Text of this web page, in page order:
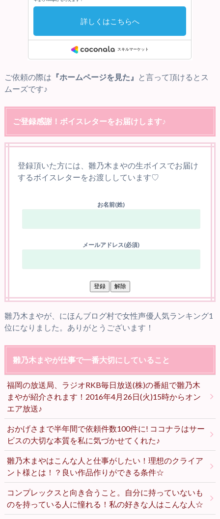
ご依頼の際は 『ホームページを見た』
と言って頂けるとス
ムーズです♪
ご登録感謝！ボイスレターをお届けします♪
登録頂いた方には、雛乃木まやの生ボイスでお届け
するボイスレターをお渡ししています♡
お名前(姓)
メールアドレス(必須)
雛乃木まやが、にほんブログ村で女性声優人気ランキング1
位になりました。ありがとうございます！
雛乃木まやが仕事で一番大切にしていること
福岡の放送局、ラジオRKB毎日放送(株)の番組で雛乃木
まやが紹介されます！2016年4月26日(火)15時からオン
エア放送♪
おかげさまで半年間で依頼件数100件に! ココナラはサー
ビスの大切な本質を私に気づかせてくれた♪
雛乃木まやはこんな人と仕事がしたい！理想のクライア
ント様とは！？良い作品作りができる条件☆
コンプレックスと向き合うこと。自分に持っていないも
のを持っている人に憧れる！私の好きな人はこんな人☆